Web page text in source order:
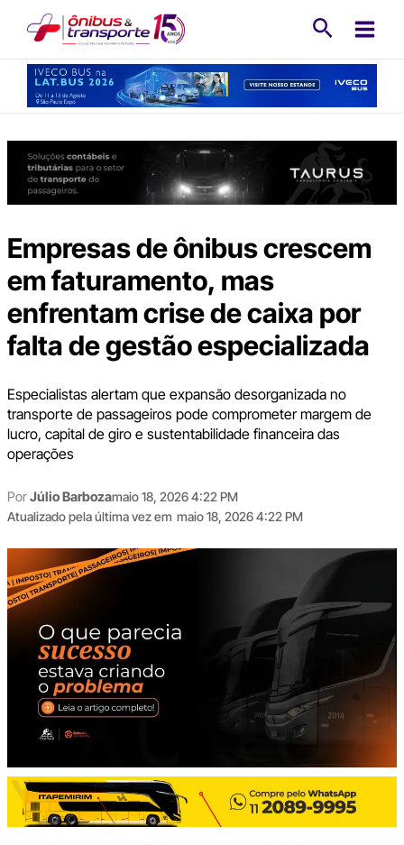
conteúdo
Empresas de ônibus crescem
em faturamento, mas
enfrentam crise de caixa por
falta de gestão especializada
Especialistas alertam que expansão desorganizada no
transporte de passageiros pode comprometer margem de
lucro, capital de giro e sustentabilidade financeira das
operações
PorJúlio Barbozamaio 18, 2026 4:22 PM
Atualizado pela última vez em maio 18, 2026 4:22 PM